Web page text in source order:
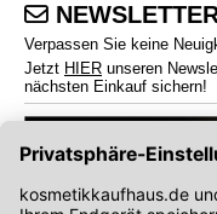
Verpassen Sie keine
Jetzt HIER unseren
nächsten Einkauf sichern!